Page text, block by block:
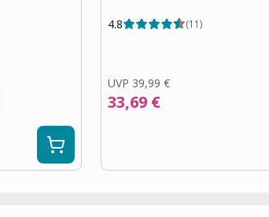
4.8 (11)
UVP 39,99 €
33,69 €